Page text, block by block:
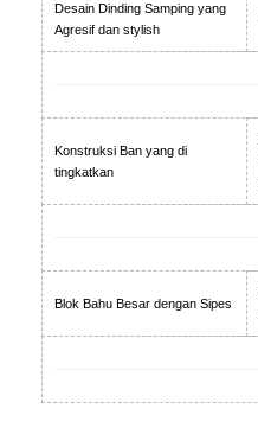
Desain Dinding Samping yang
Agresif dan stylish
Konstruksi Ban yang di
tingkatkan
Blok Bahu Besar dengan Sipes